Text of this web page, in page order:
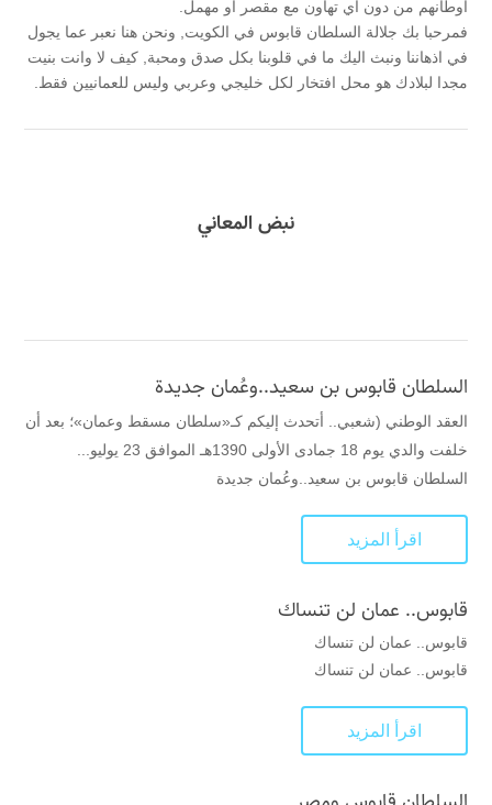
اوطانهم من دون اي تهاون مع مقصر او مهمل.
فمرحبا بك جلالة السلطان قابوس في الكويت, ونحن هنا نعبر عما يجول
في اذهاننا ونبث اليك ما في قلوبنا بكل صدق ومحبة, كيف لا وانت بنيت
مجدا لبلادك هو محل افتخار لكل خليجي وعربي وليس للعمانيين فقط.
نبض المعاني
السلطان قابوس بن سعيد..وعُمان جديدة
العقد الوطني (شعبي.. أتحدث إليكم كـ«سلطان مسقط وعمان»؛ بعد أن
خلفت والدي يوم 18 جمادى الأولى 1390هـ الموافق 23 يوليو...
السلطان قابوس بن سعيد..وعُمان جديدة
اقرأ المزيد
قابوس.. عمان لن تنساك
قابوس.. عمان لن تنساك
قابوس.. عمان لن تنساك
اقرأ المزيد